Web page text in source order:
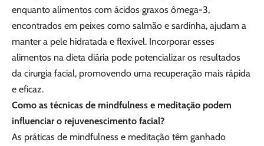
enquanto alimentos com ácidos graxos ômega-3,
encontrados em peixes como salmão e sardinha, ajudam a
manter a pele hidratada e flexível. Incorporar esses
alimentos na dieta diária pode potencializar os resultados
da cirurgia facial, promovendo uma recuperação mais rápida
e eficaz.
Como as técnicas de mindfulness e meditação podem
influenciar o rejuvenescimento facial?
As práticas de mindfulness e meditação têm ganhado